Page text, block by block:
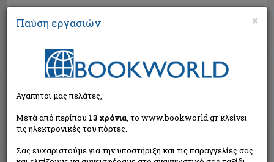
Αναζήτηση
×
Παύση εργασιών
Αγαπητοί μας πελάτες,
Μετά από περίπου 13 χρόνια, το www.bookworld.gr κλείνει
τις ηλεκτρονικές του πόρτες.
Σας ευχαριστούμε για την υποστήριξη και τις παραγγελίες σας